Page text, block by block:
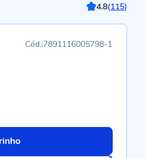
4.8(115)
7891116005798-1